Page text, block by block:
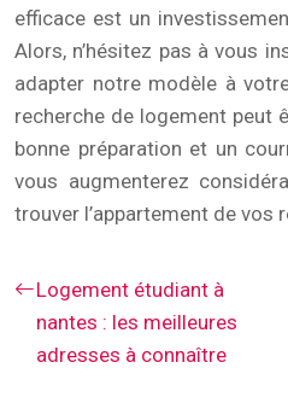
efficace est un
Alors, n’hésitez pas à vous
adapter notre modèle à
recherche de logement peut
bonne préparation et un
vous augmenterez
trouver l’appartement de vos
Logement étudiant à
nantes : les meilleures
adresses à connaître